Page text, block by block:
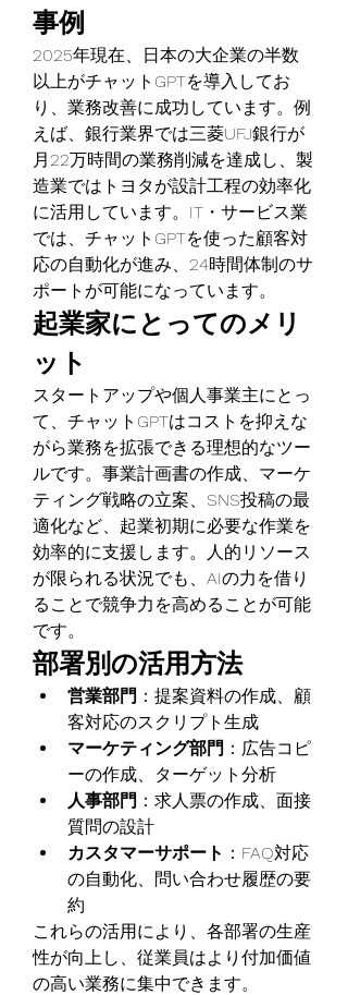
事例
2025年現在、日本の大企業の半数
以上がチャットGPTを導入してお
り、業務改善に成功しています。例
えば、銀行業界では三菱UFJ銀行が
月22万時間の業務削減を達成し、製
造業ではトヨタが設計工程の効率化
に活用しています。IT・サービス業
では、チャットGPTを使った顧客対
応の自動化が進み、24時間体制のサ
ポートが可能になっています。
起業家にとってのメリ
ット
スタートアップや個人事業主にとっ
て、チャットGPTはコストを抑えな
がら業務を拡張できる理想的なツー
ルです。事業計画書の作成、マーケ
ティング戦略の立案、SNS投稿の最
適化など、起業初期に必要な作業を
効率的に支援します。人的リソース
が限られる状況でも、AIの力を借り
ることで競争力を高めることが可能
です。
部署別の活用方法
営業部門 ：提案資料の作成、顧
客対応のスクリプト生成
マーケティング部門 ：広告コピ
ーの作成、ターゲット分析
人事部門 ：求人票の作成、面接
質問の設計
カスタマーサポート ：FAQ対応
の自動化、問い合わせ履歴の要
約
これらの活用により、各部署の生産
性が向上し、従業員はより付加価値
の高い業務に集中できます。